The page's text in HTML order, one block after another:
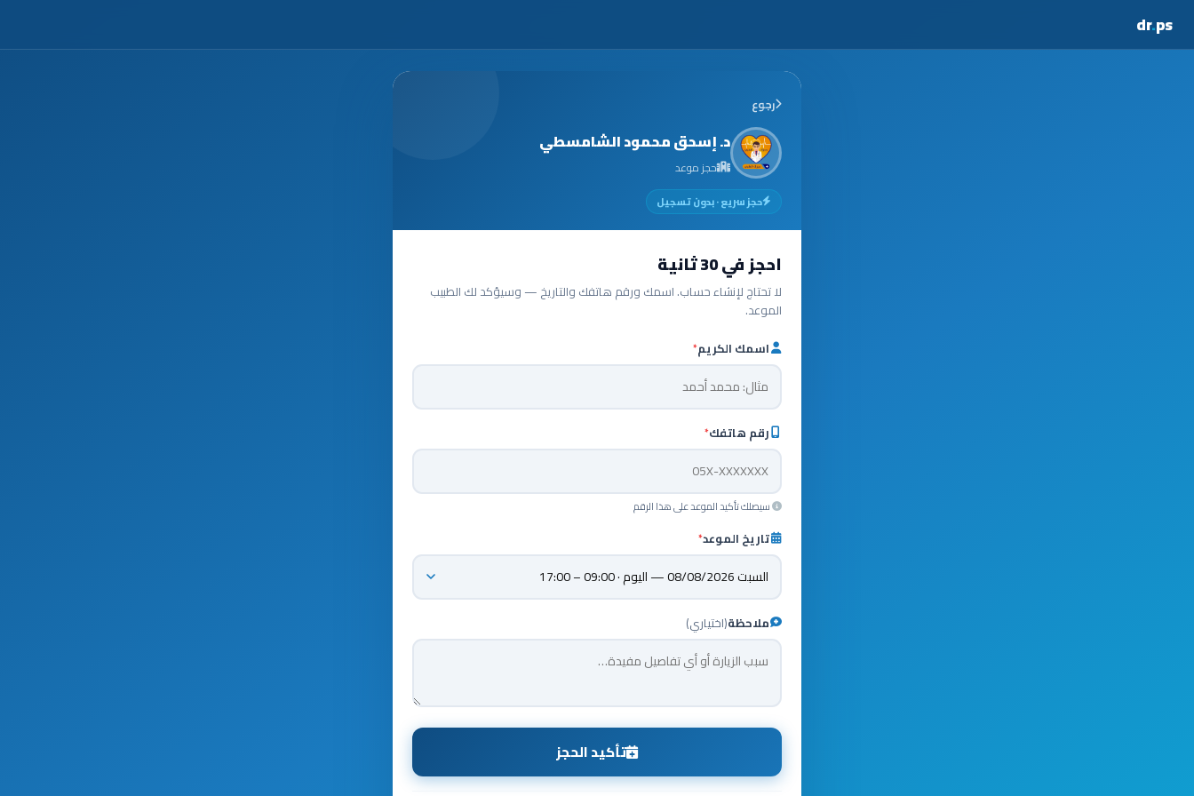
dr.ps
رجوع
د. إسحق محمود الشامسطي
حجز موعد
حجز سريع · بدون تسجيل
احجز في 30 ثانية
لا تحتاج لإنشاء حساب. اسمك ورقم هاتفك والتاريخ — وسيؤكد لك الطبيب
الموعد.
اسمك الكريم*
رقم هاتفك*
سيصلك تأكيد الموعد على هذا الرقم
تاريخ الموعد*
ملاحظة(اختياري)
تأكيد الحجز